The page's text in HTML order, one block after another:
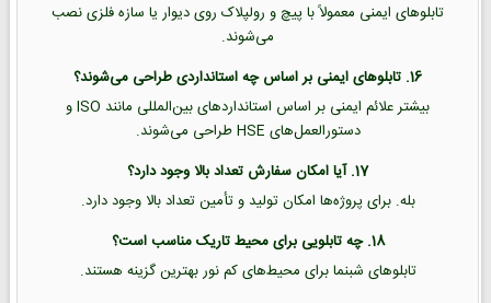
تابلوهای ایمنی معمولاً با پیچ و رولپلاک روی دیوار یا سازه فلزی نصب
می‌شوند.
16. تابلوهای ایمنی بر اساس چه استانداردی طراحی می‌شوند؟
بیشتر علائم ایمنی بر اساس استانداردهای بین‌المللی مانند ISO و
دستورالعمل‌های HSE طراحی می‌شوند.
17. آیا امکان سفارش تعداد بالا وجود دارد؟
بله. برای پروژه‌ها امکان تولید و تأمین تعداد بالا وجود دارد.
18. چه تابلویی برای محیط تاریک مناسب است؟
تابلوهای شبنما برای محیط‌های کم نور بهترین گزینه هستند.